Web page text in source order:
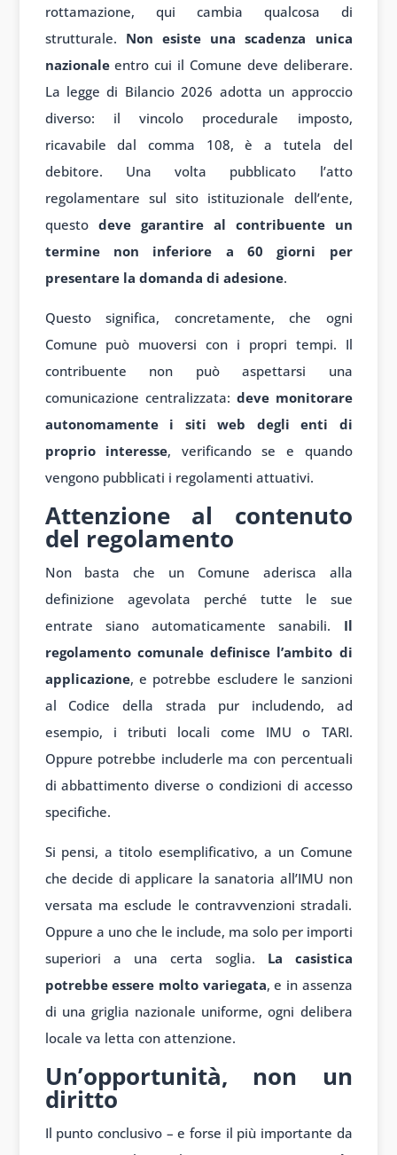
rottamazione, qui cambia qualcosa di
strutturale. Non esiste una scadenza unica
nazionaleentro cui il Comune deve deliberare.
La legge di Bilancio 2026 adotta un approccio
diverso: il vincolo procedurale imposto,
ricavabile dal comma 108, è a tutela del
debitore. Una volta pubblicato l’atto
regolamentare sul sito istituzionale dell’ente,
questo deve garantire al contribuente un
termine non inferiore a 60 giorni per
presentare la domanda di adesione.
Questo significa, concretamente, che ogni
Comune può muoversi con i propri tempi. Il
contribuente non può aspettarsi una
comunicazione centralizzata: deve monitorare
autonomamente i siti web degli enti di
proprio interesse, verificando se e quando
vengono pubblicati i regolamenti attuativi.
Attenzione al contenuto
del regolamento
Non basta che un Comune aderisca alla
definizione agevolata perché tutte le sue
entrate siano automaticamente sanabili. Il
regolamento comunale definisce l’ambito di
applicazione, e potrebbe escludere le sanzioni
al Codice della strada pur includendo, ad
esempio, i tributi locali come IMU o TARI.
Oppure potrebbe includerle ma con percentuali
di abbattimento diverse o condizioni di accesso
specifiche.
Si pensi, a titolo esemplificativo, a un Comune
che decide di applicare la sanatoria all’IMU non
versata ma esclude le contravvenzioni stradali.
Oppure a uno che le include, ma solo per importi
superiori a una certa soglia. La casistica
potrebbe essere molto variegata, e in assenza
di una griglia nazionale uniforme, ogni delibera
locale va letta con attenzione.
Un’opportunità, non un
diritto
Il punto conclusivo – e forse il più importante da